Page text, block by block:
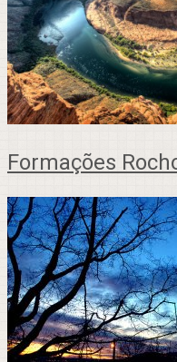
Formações